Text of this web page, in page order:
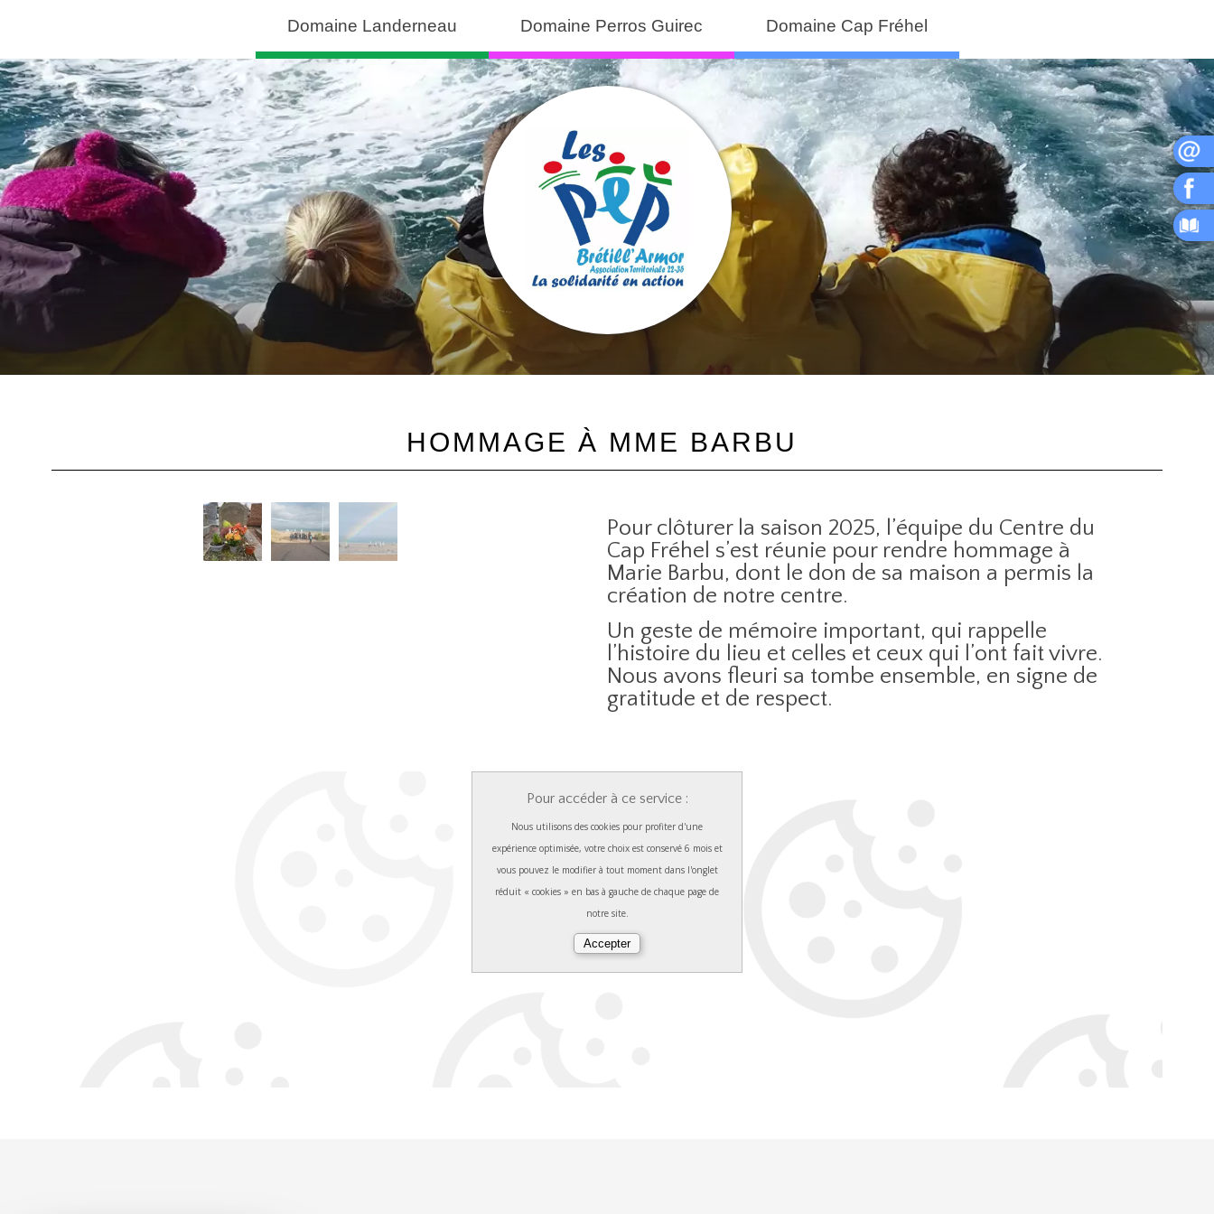
Domaine Landerneau Domaine Perros Guirec Domaine Cap Fréhel
HOMMAGE À MME BARBU
Pour clôturer la saison 2025, l’équipe du Centre du
Cap Fréhel s’est réunie pour rendre hommage à
Marie Barbu, dont le don de sa maison a permis la
création de notre centre.
Un geste de mémoire important, qui rappelle
l’histoire du lieu et celles et ceux qui l’ont fait vivre.
Nous avons fleuri sa tombe ensemble, en signe de
gratitude et de respect.
Pour accéder à ce service :
Nous utilisons des cookies pour profiter d'une
expérience optimisée, votre choix est conservé 6 mois et
vous pouvez le modifier à tout moment dans l'onglet
réduit « cookies » en bas à gauche de chaque page de
notre site.